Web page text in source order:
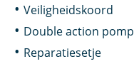
Veiligheidskoord
Double action pomp
Reparatiesetje